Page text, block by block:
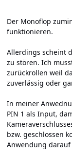
Der Monoflop
funktionieren.
Allerdings scheint
zu stören. Ich
zurückrollen weil
zuverlässig oder
In meiner
PIN 1 als Input,
bzw. geschlossen
Anwendung